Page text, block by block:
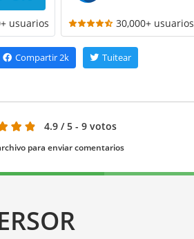
usuarios 30,000+ usuarios
Compartir2k Tuitear
4.9 / 5 - 9 votos
para enviar comentarios